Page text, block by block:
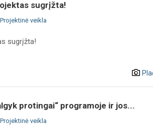
sugrįžta!
Projektinė veikla
sugrįžta!
protingai“ programoje ir jos...
Projektinė veikla